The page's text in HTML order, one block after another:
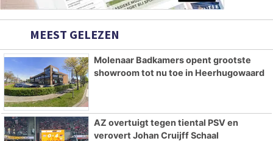
MEEST GELEZEN
Molenaar Badkamers opent grootste
showroom tot nu toe in Heerhugowaard
AZ overtuigt tegen tiental PSV en
verovert Johan Cruijff Schaal